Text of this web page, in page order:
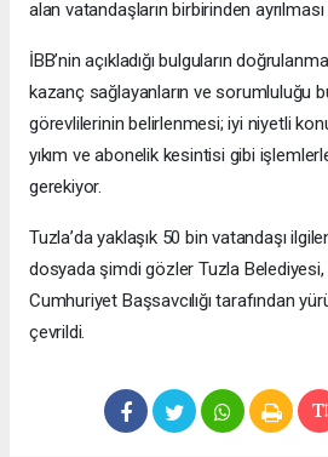
alan vatandaşların birbirinden
İBB’nin açıkladığı bulguların
kazanç sağlayanların ve sorumluluğu
görevlilerinin belirlenmesi; iyi niyetli
yıkım ve abonelik kesintisi gibi
gerekiyor.
Tuzla’da yaklaşık 50 bin vatandaşı
dosyada şimdi gözler Tuzla Belediyesi,
Cumhuriyet Başsavcılığı tarafından
çevrildi.